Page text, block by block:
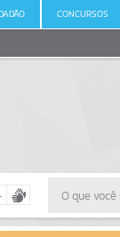
CONCURSOS